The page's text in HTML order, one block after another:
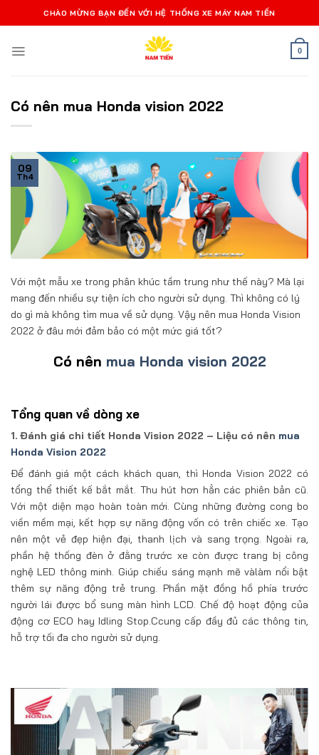
qua
dung
CHÀO MỪNG BẠN ĐẾN VỚI HỆ THỐNG XE MÁY NAM TIẾN
0
Có nên mua Honda vision 2022
09
Th4
Với một mẫu xe trong phân khúc tầm trung như thế này? Mà lại
mang đến nhiều sự tiện ích cho người sử dụng. Thì không có lý
do gì mà không tìm mua về sử dụng. Vậy nên mua Honda Vision
2022 ở đâu mới đảm bảo có một mức giá tốt?
Có nên mua Honda vision 2022
Tổng quan về dòng xe
1. Đánh giá chi tiết Honda Vision 2022 – Liệu có nên mua
Honda Vision 2022
Để đánh giá một cách khách quan, thì Honda Vision 2022 có
tổng thể thiết kế bắt mắt. Thu hút hơn hẳn các phiên bản cũ.
Với một diện mạo hoàn toàn mới. Cùng những đường cong bo
viền mềm mại, kết hợp sự năng động vốn có trên chiếc xe. Tạo
nên một vẻ đẹp hiện đại, thanh lịch và sang trọng. Ngoài ra,
phần hệ thống đèn ở đằng trước xe còn được trang bị công
nghệ LED thông minh. Giúp chiếu sáng mạnh mẽ vàlàm nổi bật
thêm sự năng động trẻ trung. Phần mặt đồng hồ phía trước
người lái được bổ sung màn hình LCD. Chế độ hoạt động của
động cơ ECO hay Idling Stop.Ccung cấp đầy đủ các thông tin,
hỗ trợ tối đa cho người sử dụng.